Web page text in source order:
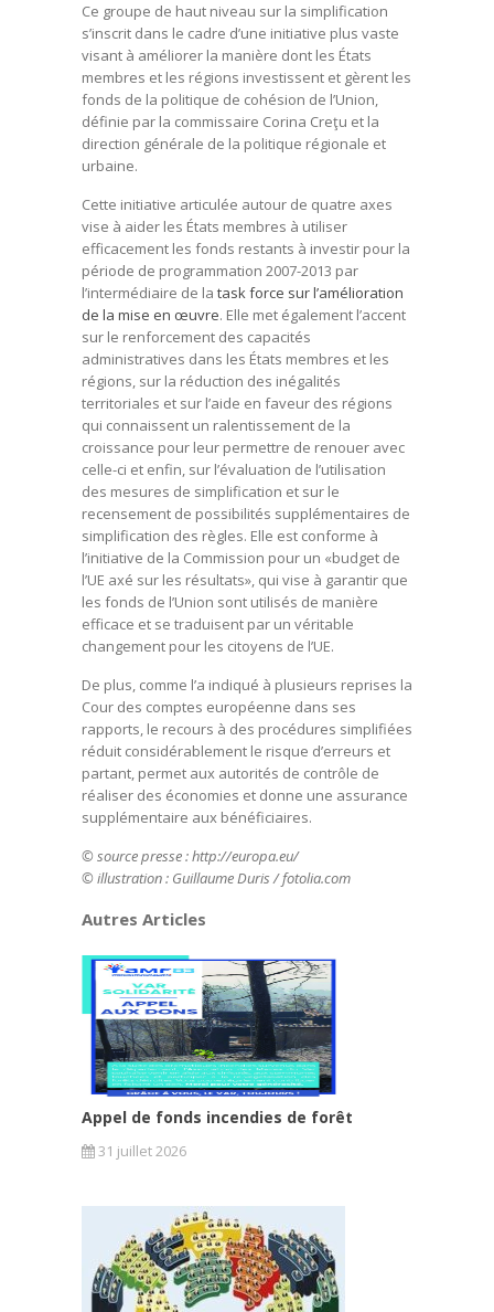
Ce groupe de haut niveau sur la simplification
s’inscrit dans le cadre d’une initiative plus vaste
visant à améliorer la manière dont les États
membres et les régions investissent et gèrent les
fonds de la politique de cohésion de l’Union,
définie par la commissaire Corina Creţu et la
direction générale de la politique régionale et
urbaine.
Cette initiative articulée autour de quatre axes
vise à aider les États membres à utiliser
efficacement les fonds restants à investir pour la
période de programmation 2007-2013 par
l’intermédiaire de la task force sur l’amélioration
de la mise en œuvre. Elle met également l’accent
sur le renforcement des capacités
administratives dans les États membres et les
régions, sur la réduction des inégalités
territoriales et sur l’aide en faveur des régions
qui connaissent un ralentissement de la
croissance pour leur permettre de renouer avec
celle-ci et enfin, sur l’évaluation de l’utilisation
des mesures de simplification et sur le
recensement de possibilités supplémentaires de
simplification des règles. Elle est conforme à
l’initiative de la Commission pour un «budget de
l’UE axé sur les résultats», qui vise à garantir que
les fonds de l’Union sont utilisés de manière
efficace et se traduisent par un véritable
changement pour les citoyens de l’UE.
De plus, comme l’a indiqué à plusieurs reprises la
Cour des comptes européenne dans ses
rapports, le recours à des procédures simplifiées
réduit considérablement le risque d’erreurs et
partant, permet aux autorités de contrôle de
réaliser des économies et donne une assurance
supplémentaire aux bénéficiaires.
© source presse : http://europa.eu/
© illustration : Guillaume Duris / fotolia.com
Autres Articles
Appel de fonds incendies de forêt
31 juillet 2026